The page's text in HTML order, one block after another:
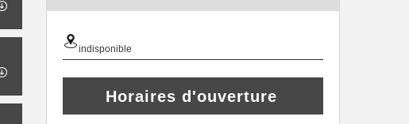
indisponible
Horaires d'ouverture